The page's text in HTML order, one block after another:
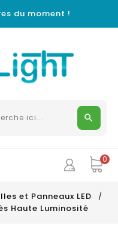
du moment !
0
et Panneaux LED
Haute Luminosité